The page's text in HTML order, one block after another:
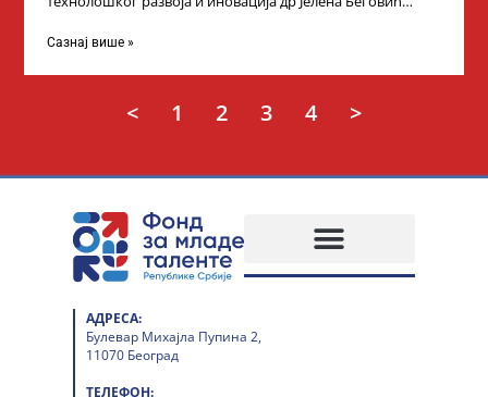
Сазнај више »
< 1 2 3 4 >
АДРЕСА:
Булевар Михајла Пупина 2,
11070 Београд
ТЕЛЕФОН: